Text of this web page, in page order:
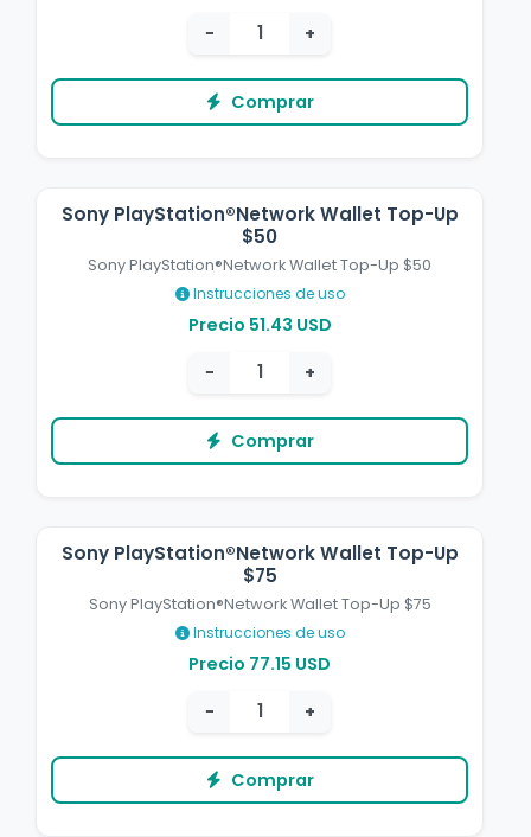
−
+
Comprar
Sony PlayStation®Network Wallet Top-Up
$50
Sony PlayStation®Network Wallet Top-Up $50
Instrucciones de uso
Precio 51.43 USD
−
+
Comprar
Sony PlayStation®Network Wallet Top-Up
$75
Sony PlayStation®Network Wallet Top-Up $75
Instrucciones de uso
Precio 77.15 USD
−
+
Comprar